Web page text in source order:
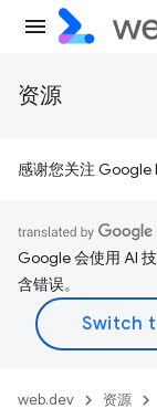
资源
感谢您关注 Google
Google 会使用 AI
含错误。
web.dev 资源